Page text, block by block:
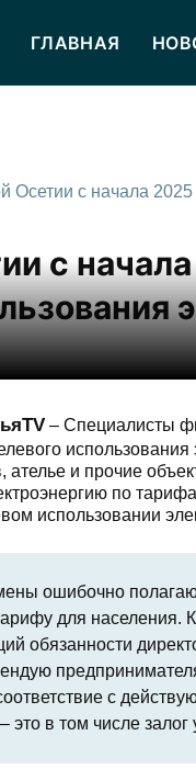
ГЛАВНАЯ
с
– Специалисты
ателье и прочие
по
использовании
ошибочно
для населения.
обязанности
с
это в том числе